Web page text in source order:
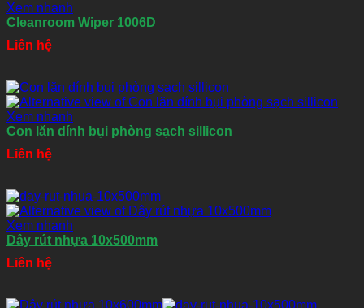
Xem nhanh
Cleanroom Wiper 1006D
Liên hệ
Xem nhanh
Con lăn dính bụi phòng sạch sillicon
Liên hệ
Xem nhanh
Dây rút nhựa 10x500mm
Liên hệ